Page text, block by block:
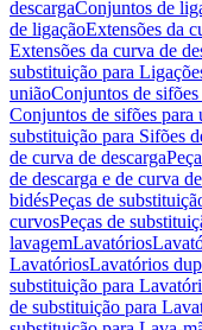
descargaConjuntos de
de ligaçãoExtensões da
Extensões da curva de
substituição para
uniãoConjuntos de
Conjuntos de sifões para
substituição para Sifões
de curva de descarga
de descarga e de curva
bidésPeças de
curvosPeças de
lavagemLavatórios
LavatóriosLavatórios
substituição para
de substituição para